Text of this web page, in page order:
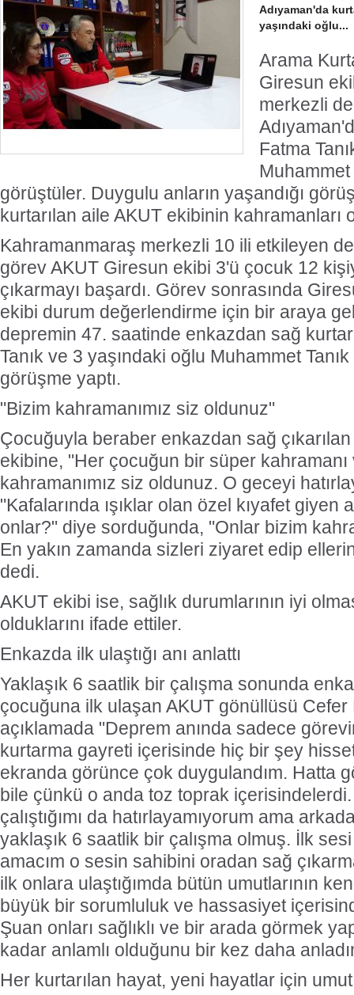
Adıyaman'da
yaşındaki oğlu...
Arama
Giresun
merkezli
Fatma
görüştüler. Duygulu anların yaşandığı
kurtarılan aile AKUT ekibinin kahramanları
Kahramanmaraş merkezli 10 ili etkileyen
görev AKUT Giresun ekibi 3'ü çocuk 12
çıkarmayı başardı. Görev sonrasında
ekibi durum değerlendirme için bir araya
depremin 47. saatinde enkazdan sağ
Tanık ve 3 yaşındaki oğlu Muhammet
görüşme yaptı.
"Bizim kahramanımız siz oldunuz"
Çocuğuyla beraber enkazdan sağ çıkarılan
ekibine, "Her çocuğun bir süper kahramanı
kahramanımız siz oldunuz. O geceyi
"Kafalarında ışıklar olan özel kıyafet giyen
onlar?" diye sorduğunda, "Onlar bizim
En yakın zamanda sizleri ziyaret edip
dedi.
AKUT ekibi ise, sağlık durumlarının iyi
olduklarını ifade ettiler.
Enkazda ilk ulaştığı anı anlattı
Yaklaşık 6 saatlik bir çalışma sonunda
çocuğuna ilk ulaşan AKUT gönüllüsü Cefer
açıklamada "Deprem anında sadece
kurtarma gayreti içerisinde hiç bir şey
ekranda görünce çok duygulandım. Hatta
bile çünkü o anda toz toprak
çalıştığımı da hatırlayamıyorum ama
yaklaşık 6 saatlik bir çalışma olmuş. İlk
amacım o sesin sahibini oradan sağ
ilk onlara ulaştığımda bütün umutlarının
büyük bir sorumluluk ve hassasiyet
Şuan onları sağlıklı ve bir arada görmek
kadar anlamlı olduğunu bir kez daha
Her kurtarılan hayat, yeni hayatlar için